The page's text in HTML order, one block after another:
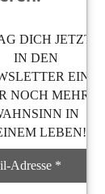
DICH JETZT
IN DEN
EIN,
NOCH MEHR
IN
LEBEN!